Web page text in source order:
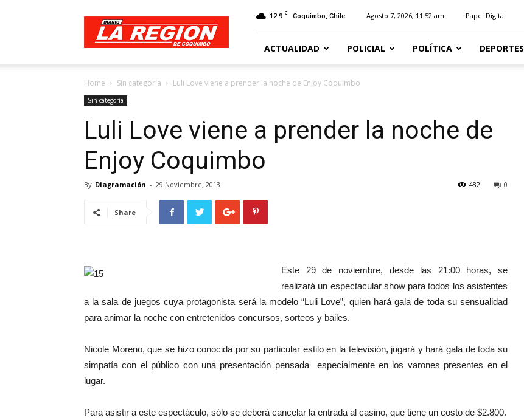
Diario
Región
12.9 C Coquimbo, Chile Agosto 7, 2026, 11:52 am Papel Digital
ACTUALIDAD POLICIAL POLÍTICA DEPORTES
Home Sin categoría Luli Love viene a prender la noche de Enjoy Coquimbo
Sin categoría
Luli Love viene a prender la noche de
Enjoy Coquimbo
By Diagramación - 29 Noviembre, 2013 0
482
Share
Este 29 de noviembre, desde las 21:00 horas, se
realizará un espectacular show para todos los asistentes
a la sala de juegos cuya protagonista será la modelo “Luli Love”, quien hará gala de toda su sensualidad
para animar la noche con entretenidos concursos, sorteos y bailes.
Nicole Moreno, que se hizo conocida por su particular estilo en la televisión, jugará y hará gala de toda su
simpatía con el público con una presentación pensada especialmente en los varones presentes en el
lugar.
Para asistir a este espectáculo, sólo se deberá cancelar la entrada al casino, que tiene un costo de $2.800.